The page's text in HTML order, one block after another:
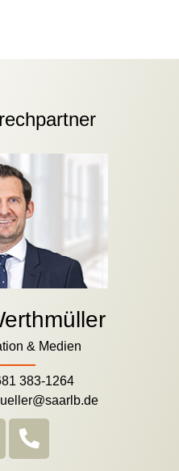
& Medien
383-1264